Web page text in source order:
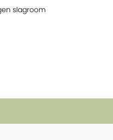
slagroom
verzameld) en biologische
variant te gebruiken in de